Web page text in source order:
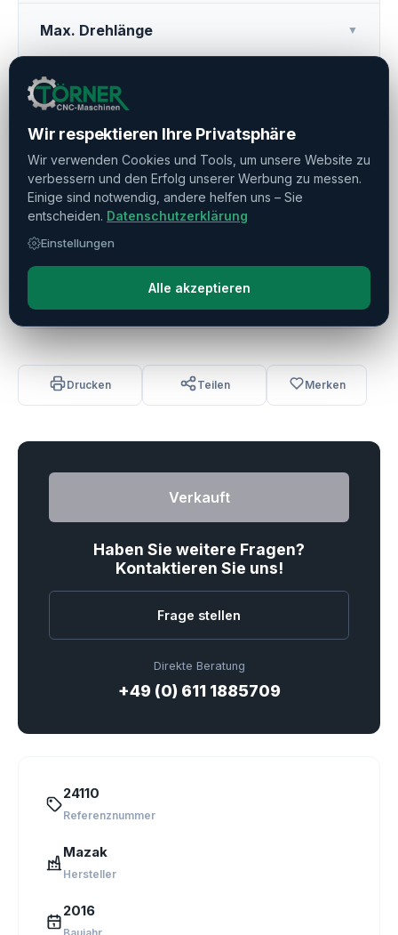
Max. Drehlänge ▼
Hauptspindel
Gegenspindel
Werkzeugrevolver
Weitere Ausstattung
Drucken Teilen Merken
Verkauft
Haben Sie weitere Fragen?
Kontaktieren Sie uns!
Frage stellen
Direkte Beratung
+49 (0) 611 1885709
24110
Referenznummer
Mazak
Hersteller
2016
Wir respektieren Ihre Privatsphäre
Wir verwenden Cookies und Tools, um unsere Website zu
verbessern und den Erfolg unserer Werbung zu messen.
Einige sind notwendig, andere helfen uns – Sie
entscheiden. Datenschutzerklärung
Einstellungen
Alle akzeptieren